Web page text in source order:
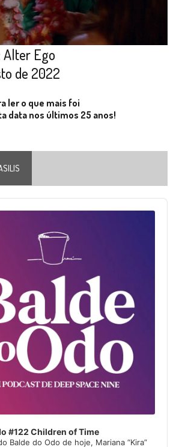
Alter Ego
de 2022
ler o que mais foi
data nos últimos 25 anos!
#122 Children of Time
Balde do Odo de hoje, Mariana “Kira”